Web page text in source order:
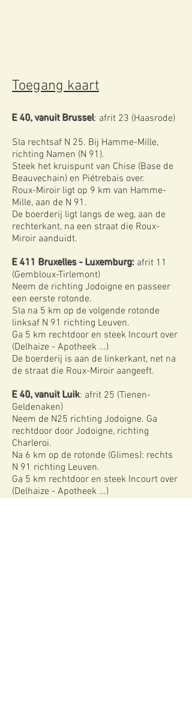
Toegang kaart
E 40, vanuit Brussel: afrit 23 (Haasrode)
Sla rechtsaf N 25. Bij Hamme-Mille,
richting Namen (N 91).
Steek het kruispunt van Chise (Base de
Beauvechain) en Piétrebais over.
Roux-Miroir ligt op 9 km van Hamme-
Mille, aan de N 91.
De boerderij ligt langs de weg, aan de
rechterkant, na een straat die Roux-
Miroir aanduidt.
E 411 Bruxelles - Luxemburg: afrit 11
(Gembloux-Tirlemont)
Neem de richting Jodoigne en passeer
een eerste rotonde.
Sla na 5 km op de volgende rotonde
linksaf N 91 richting Leuven.
Ga 5 km rechtdoor en steek Incourt over
(Delhaize - Apotheek ...)
De boerderij is aan de linkerkant, net na
de straat die Roux-Miroir aangeeft.
E 40, vanuit Luik: afrit 25 (Tienen-
Geldenaken)
Neem de N25 richting Jodoigne. Ga
rechtdoor door Jodoigne, richting
Charleroi.
Na 6 km op de rotonde (Glimes): rechts
N 91 richting Leuven.
Ga 5 km rechtdoor en steek Incourt over
(Delhaize - Apotheek ...)